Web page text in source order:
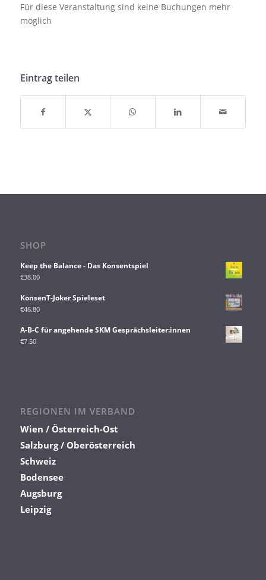
Für diese Veranstaltung sind keine Buchungen mehr
möglich
Eintrag teilen
SHOP
Keep the Balance - Das Konsentspiel
€38.00
KonsenT-Joker Spieleset
€46.80
A-B-C für angehende SKM Gesprächsleiter:innen
€7.50
REGIONEN IM VERBAND
Wien / Österreich-Ost
Salzburg / Oberösterreich
Schweiz
Bodensee
Augsburg
Leipzig